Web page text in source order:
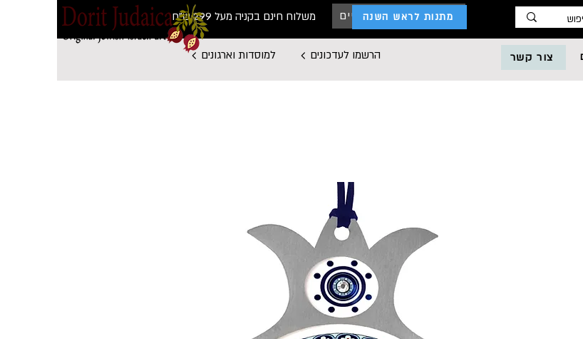
כניסת לקוחות עסקיים משלוח חינם בקניה מעל 299 ש"ח מתנות לראש השנה
הרשמו לעדכונים למוסדות וארגונים צור קשר